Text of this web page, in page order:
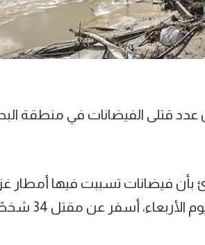
قتلى الفيضانات في منطقة
بأن فيضانات تسببت فيها أمطار
منطقة البحر